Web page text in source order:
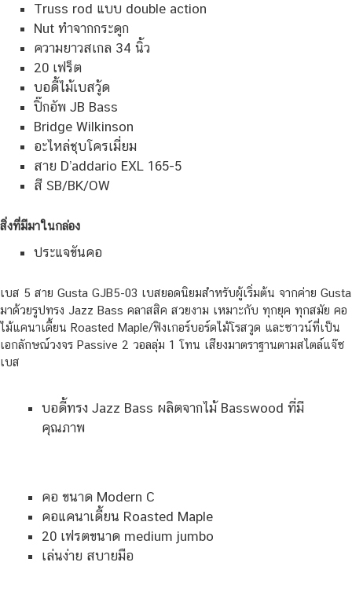
Truss rod แบบ double action
Nut ทำจากกระดูก
ความยาวสเกล 34 นิ้ว
20 เฟร็ต
บอดี้ไม้เบสวู้ด
ปิ๊กอัพ JB Bass
Bridge Wilkinson
อะไหล่ชุบโครเมี่ยม
สาย D’addario EXL 165-5
สี SB/BK/OW
สิ่งที่มีมาในกล่อง
ประแจขันคอ
เบส 5 สาย Gusta GJB5-03 เบสยอดนิยมสำหรับผู้เริ่มต้น จากค่าย Gusta
มาด้วยรูปทรง Jazz Bass คลาสสิค สวยงาม เหมาะกับ ทุกยุค ทุกสมัย คอ
ไม้แคนาเดี้ยน Roasted Maple/ฟิงเกอร์บอร์ดไม้โรสวูด และซาวน์ที่เป็น
เอกลักษณ์วงจร Passive 2 วอลลุ่ม 1 โทน เสียงมาตราฐานตามสไตล์แจ๊ซ
เบส
บอดี้ทรง Jazz Bass ผลิตจากไม้ Basswood ที่มี
คุณภาพ
คอ ขนาด Modern C
คอแคนาเดี้ยน Roasted Maple
20 เฟรตขนาด medium jumbo
เล่นง่าย สบายมือ